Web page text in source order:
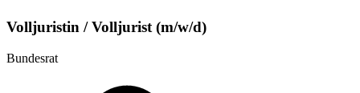
Volljuristin / Volljurist (m/w/d)
Bundesrat